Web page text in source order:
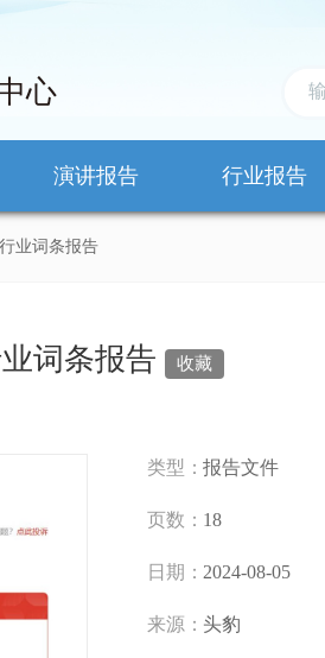
心
演讲报告 行业报告
业词条报告
词条报告 收藏
类型：报告文件
页数： 18
日期： 2024-08-05
来源： 头豹